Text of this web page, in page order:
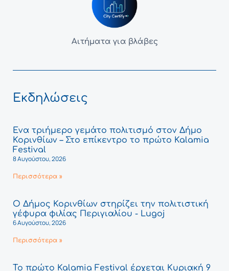
Αιτήματα για βλάβες
Εκδηλώσεις
Ένα τριήμερο γεμάτο πολιτισμό στον Δήμο
Κορινθίων – Στο επίκεντρο το πρώτο Kalamia
Festival
8 Αυγούστου, 2026
Περισσότερα »
Ο Δήμος Κορινθίων στηρίζει την πολιτιστική
γέφυρα φιλίας Περιγιαλίου - Lugoj
6 Αυγούστου, 2026
Περισσότερα »
Το πρώτο Kalamia Festival έρχεται Κυριακή 9